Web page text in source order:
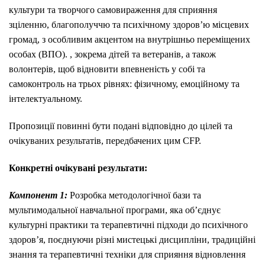
культури та творчого самовираження для сприяння
зціленню, благополуччю та психічному здоров’ю місцевих
громад, з особливим акцентом на внутрішньо переміщених
особах (ВПО). , зокрема дітей та ветеранів, а також
волонтерів, щоб відновити впевненість у собі та
самоконтроль на трьох рівнях: фізичному, емоційному та
інтелектуальному.
Пропозиції повинні бути подані відповідно до цілей та
очікуваних результатів, передбачених цим CFP.
Конкретні очікувані результати:
Компонент 1: Розробка методологічної бази та
мультимодальної навчальної програми, яка об’єднує
культурні практики та терапевтичні підходи до психічного
здоров’я, поєднуючи різні мистецькі дисципліни, традиційні
знання та терапевтичні техніки для сприяння відновлення